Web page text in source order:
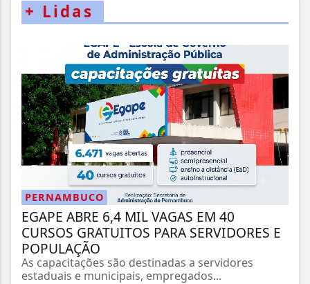
+ Lidas
PERNAMBUCO
EGAPE ABRE 6,4 MIL VAGAS EM 40
CURSOS GRATUITOS PARA SERVIDORES E
POPULAÇÃO
As capacitações são destinadas a servidores
estaduais e municipais, empregados...